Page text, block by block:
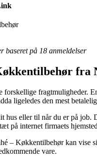
baseret på 18 anmeldelser
fra
fragtmuligheder.
ligeledes den mest
hus eller til når du er på
på internet firmaets
– Køkkentilbehør kan vise
vare.